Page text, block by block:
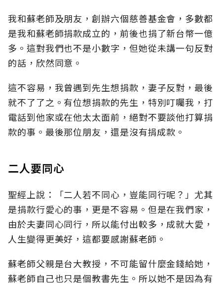
我和蘇老師及朋友，創辦六個慈善基金會，多數都
是我和蘇老師捐款成立的，前後也捐了新台幣一億
多。這對我們也不是小數字，但她從未講一句反對
的話，欣然同意。
這不容易，我曾遇到先生想捐款，妻子反對，最後
就不了了之。有位想捐款的先生，特別叮囑我，打
電話到他家或在他太太面前，絕對不要談他打算捐
款的事。最後那位朋友，還是沒有捐成款。
二人要同心
聖經上說：「二人若不同心，豈能同行呢？」尤其
是捐款行愛心的事，更是不容易。但是在我們家，
由於夫妻同心同行，所以能付出較多，成就大愛，
人生變得更美好，這都要感謝蘇老師。
蘇老師父親是台大教授，不可能留什麼金錢給她，
蘇老師自己也只是個教書先生。所以她不是因為有